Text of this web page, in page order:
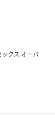
ックス オーバ